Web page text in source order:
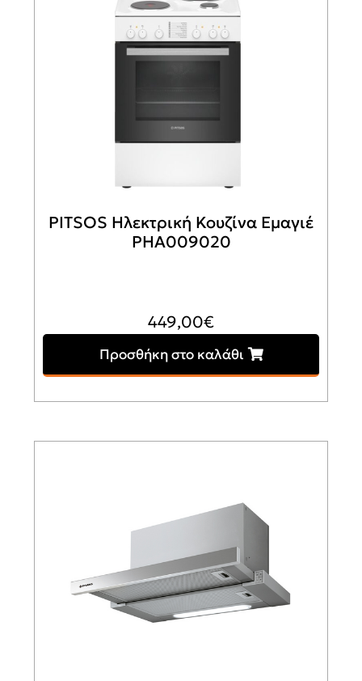
PITSOS Ηλεκτρική Κουζίνα Εμαγιέ
PHA009020
449,00€
Προσθήκη στο καλάθι